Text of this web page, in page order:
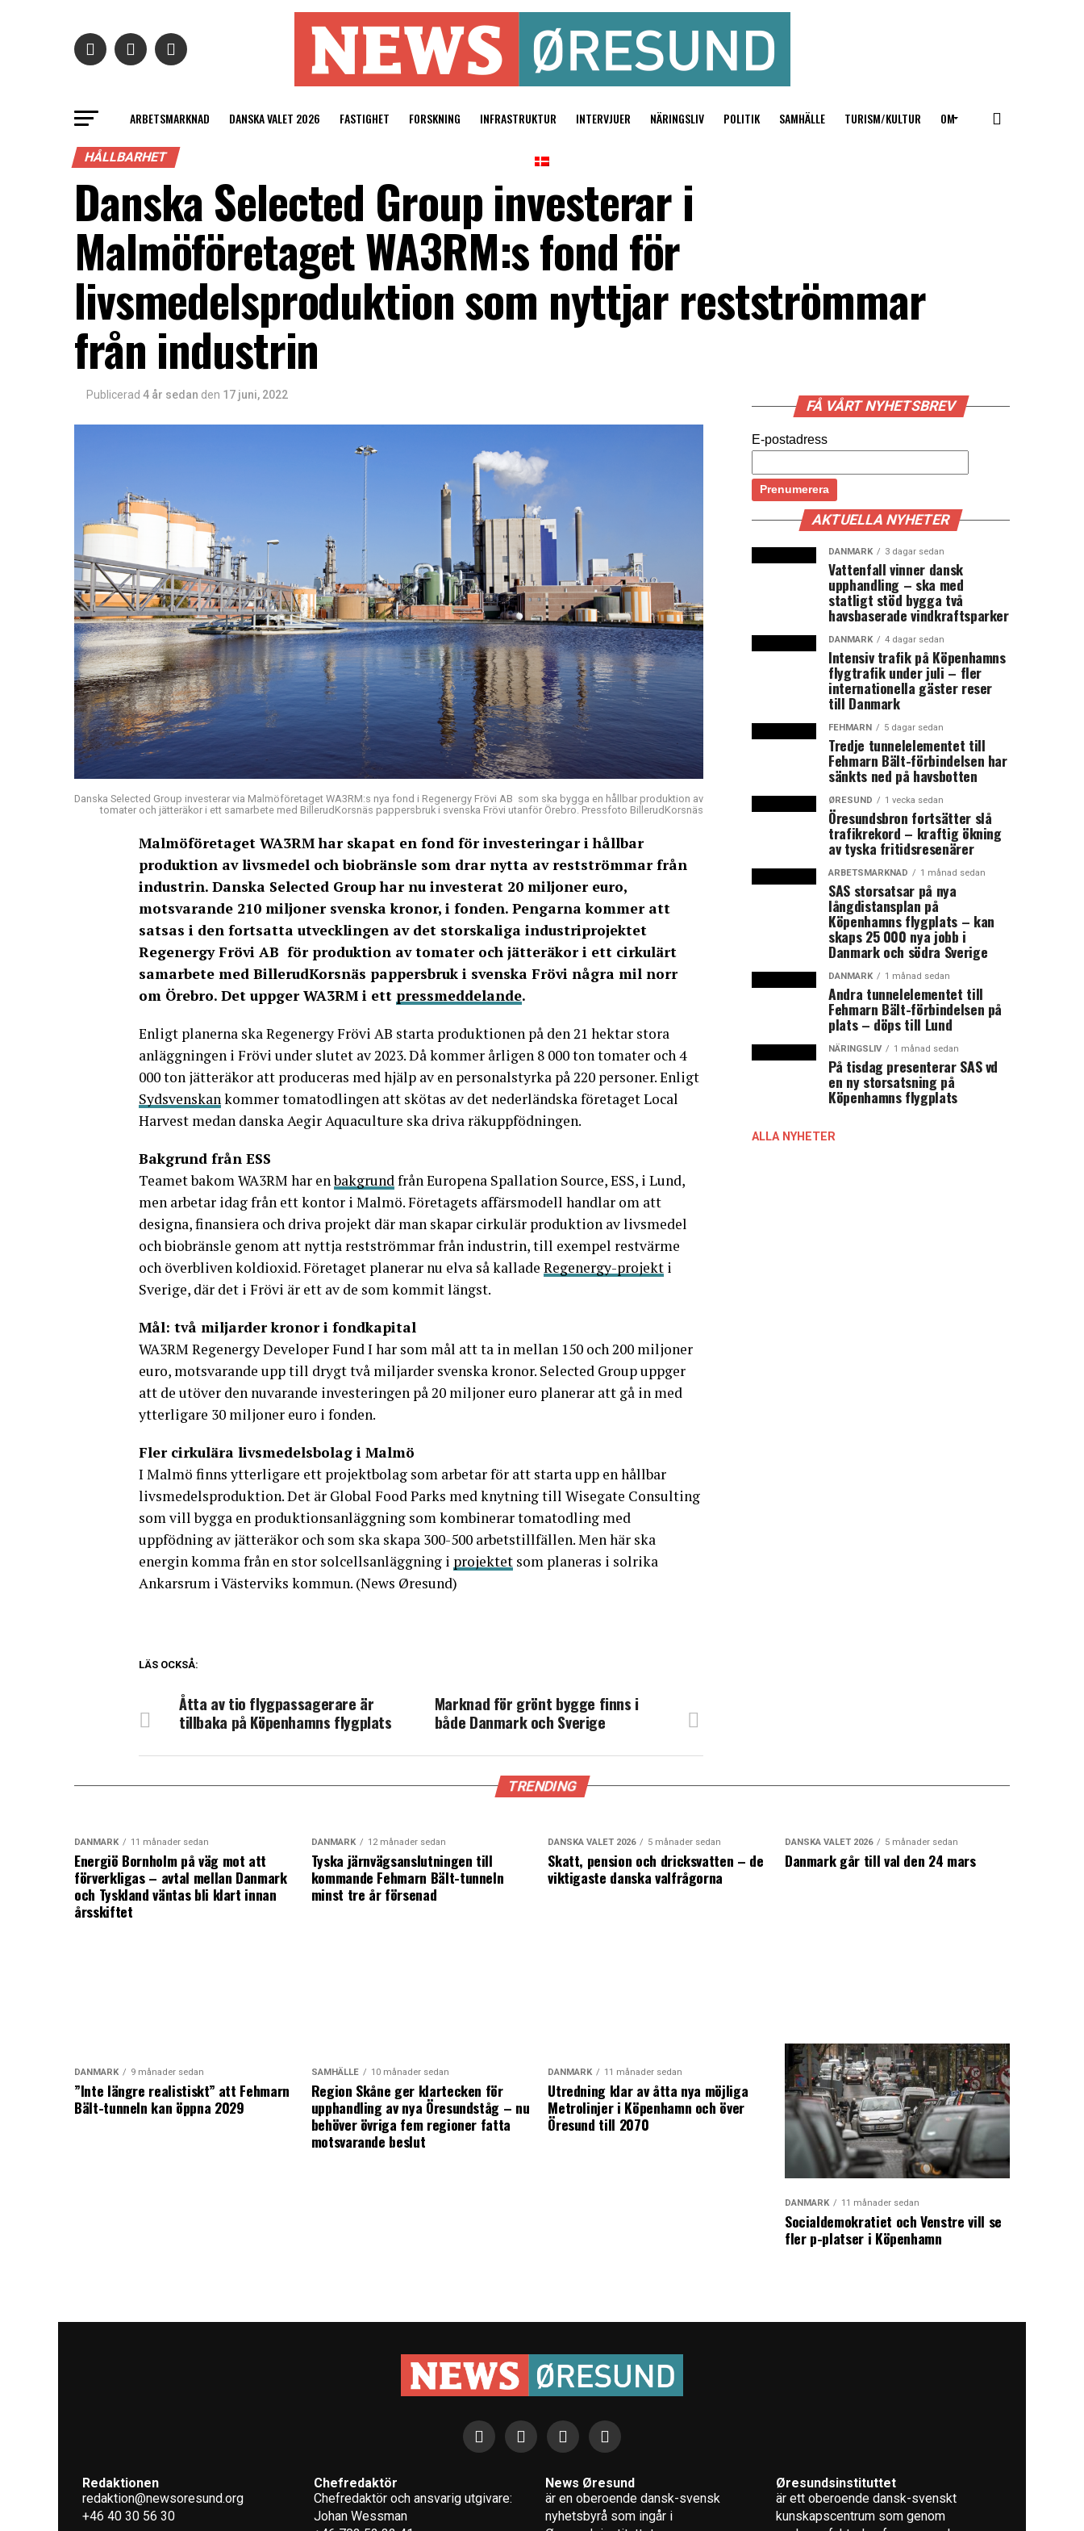
ARBETSMARKNAD DANSKA VALET 2026 FASTIGHET FORSKNING INFRASTRUKTUR INTERVJUER NÄRINGSLIV POLITIK SAMHÄLLE TURISM/KULTUR OM
HÅLLBARHET
Danska Selected Group investerar i
Malmöföretaget WA3RM:s fond för
livsmedelsproduktion som nyttjar restströmmar
från industrin
Publicerad 4 år sedan den 17 juni, 2022
Danska Selected Group investerar via Malmöföretaget WA3RM:s nya fond i Regenergy Frövi AB som ska bygga en hållbar produktion av
tomater och jätteräkor i ett samarbete med BillerudKorsnäs pappersbruk i svenska Frövi utanför Örebro. Pressfoto BillerudKorsnäs
Malmöföretaget WA3RM har skapat en fond för investeringar i hållbar
produktion av livsmedel och biobränsle som drar nytta av restströmmar från
industrin. Danska Selected Group har nu investerat 20 miljoner euro,
motsvarande 210 miljoner svenska kronor, i fonden. Pengarna kommer att
satsas i den fortsatta utvecklingen av det storskaliga industriprojektet
Regenergy Frövi AB för produktion av tomater och jätteräkor i ett cirkulärt
samarbete med BillerudKorsnäs pappersbruk i svenska Frövi några mil norr
om Örebro. Det uppger WA3RM i ett pressmeddelande.
Enligt planerna ska Regenergy Frövi AB starta produktionen på den 21 hektar stora
anläggningen i Frövi under slutet av 2023. Då kommer årligen 8 000 ton tomater och 4
000 ton jätteräkor att produceras med hjälp av en personalstyrka på 220 personer. Enligt
Sydsvenskankommer tomatodlingen att skötas av det nederländska företaget Local
Harvest medan danska Aegir Aquaculture ska driva räkuppfödningen.
Bakgrund från ESS
Teamet bakom WA3RM har enbakgrundfrån Europena Spallation Source, ESS, i Lund,
men arbetar idag från ett kontor i Malmö. Företagets affärsmodell handlar om att
designa, finansiera och driva projekt där man skapar cirkulär produktion av livsmedel
och biobränsle genom att nyttja restströmmar från industrin, till exempel restvärme
och överbliven koldioxid. Företaget planerar nu elva så kallade Regenergy-projekt i
Sverige, där det i Frövi är ett av de som kommit längst.
Mål: två miljarder kronor i fondkapital
WA3RM Regenergy Developer Fund I har som mål att ta in mellan 150 och 200 miljoner
euro, motsvarande upp till drygt två miljarder svenska kronor. Selected Group uppger
att de utöver den nuvarande investeringen på 20 miljoner euro planerar att gå in med
ytterligare 30 miljoner euro i fonden.
Fler cirkulära livsmedelsbolag i Malmö
I Malmö finns ytterligare ett projektbolag som arbetar för att starta upp en hållbar
livsmedelsproduktion. Det är Global Food Parks med knytning till Wisegate Consulting
som vill bygga en produktionsanläggning som kombinerar tomatodling med
uppfödning av jätteräkor och som ska skapa 300-500 arbetstillfällen. Men här ska
energin komma från en stor solcellsanläggning i projektet som planeras i solrika
Ankarsrum i Västerviks kommun. (News Øresund)
LÄS OCKSÅ:
Marknad för grönt bygge finns i
både Danmark och Sverige
Åtta av tio flygpassagerare är
tillbaka på Köpenhamns flygplats
FÅ VÅRT NYHETSBREV
E-postadress
AKTUELLA NYHETER
DANMARK 3 dagar sedan
Vattenfall vinner dansk
upphandling – ska med
statligt stöd bygga två
havsbaserade vindkraftsparker
DANMARK 4 dagar sedan
Intensiv trafik på Köpenhamns
flygtrafik under juli – fler
internationella gäster reser
till Danmark
FEHMARN 5 dagar sedan
Tredje tunnelelementet till
Fehmarn Bält-förbindelsen har
sänkts ned på havsbotten
ØRESUND 1 vecka sedan
Öresundsbron fortsätter slå
trafikrekord – kraftig ökning
av tyska fritidsresenärer
ARBETSMARKNAD 1 månad sedan
SAS storsatsar på nya
långdistansplan på
Köpenhamns flygplats – kan
skaps 25 000 nya jobb i
Danmark och södra Sverige
DANMARK 1 månad sedan
Andra tunnelelementet till
Fehmarn Bält-förbindelsen på
plats – döps till Lund
NÄRINGSLIV 1 månad sedan
På tisdag presenterar SAS vd
en ny storsatsning på
Köpenhamns flygplats
ALLA NYHETER
TRENDING
DANMARK 11 månader sedan
Energiö Bornholm på väg mot att
förverkligas – avtal mellan Danmark
och Tyskland väntas bli klart innan
årsskiftet
DANMARK 12 månader sedan
Tyska järnvägsanslutningen till
kommande Fehmarn Bält-tunneln
minst tre år försenad
DANSKA VALET 2026 5 månader sedan
Skatt, pension och dricksvatten – de
viktigaste danska valfrågorna
DANSKA VALET 2026 5 månader sedan
Danmark går till val den 24 mars
DANMARK 9 månader sedan
”Inte längre realistiskt” att Fehmarn
Bält-tunneln kan öppna 2029
SAMHÄLLE 10 månader sedan
Region Skåne ger klartecken för
upphandling av nya Öresundståg – nu
behöver övriga fem regioner fatta
motsvarande beslut
DANMARK 11 månader sedan
Utredning klar av åtta nya möjliga
Metrolinjer i Köpenhamn och över
Öresund till 2070
DANMARK 11 månader sedan
Socialdemokratiet och Venstre vill se
fler p-platser i Köpenhamn
Redaktionen
redaktion@newsoresund.org
+46 40 30 56 30
Chefredaktör
Chefredaktör och ansvarig utgivare:
Johan Wessman
News Øresund
är en oberoende dansk-svensk
nyhets­byrå som ingår i
Øresundsinstituttet
är ett oberoende dansk-svenskt
kunskapscentrum som genom